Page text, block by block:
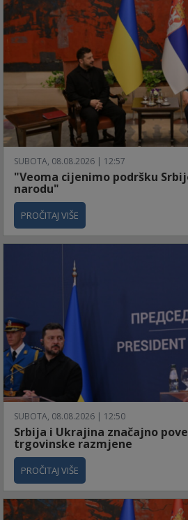
SUBOTA, 08.08.2026 | 12:57
"Veoma cijenimo podršku
narodu"
PROČITAJ VIŠE
SUBOTA, 08.08.2026 | 12:50
Srbija i Ukrajina značajno
trgovinske razmjene
PROČITAJ VIŠE